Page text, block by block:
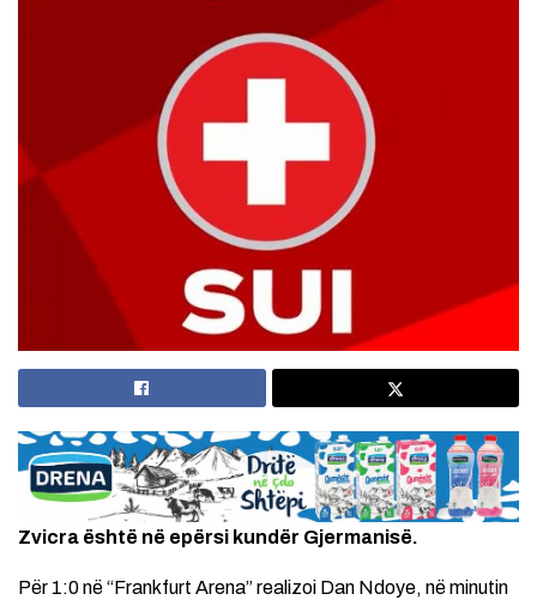
Zvicra është në epërsi kundër Gjermanisë.
Për 1:0 në “Frankfurt Arena” realizoi Dan Ndoye, në minutin